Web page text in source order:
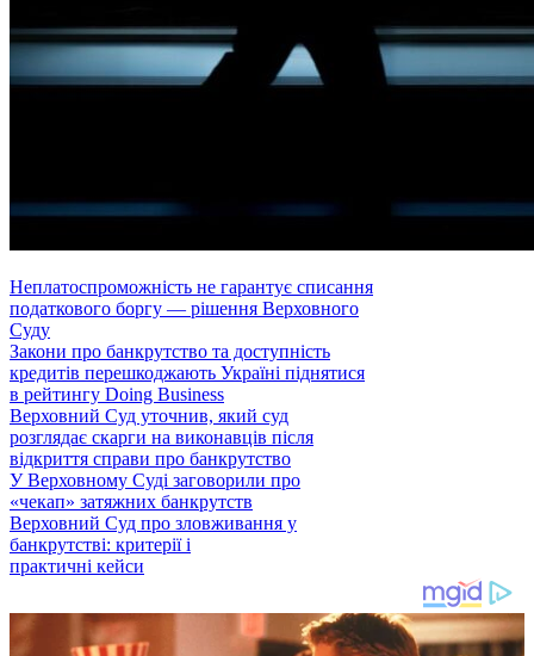
Неплатоспроможність не гарантує списання
податкового боргу — рішення Верховного
Суду
Закони про банкрутство та доступність
кредитів перешкоджають Україні піднятися
в рейтингу Doing Business
Верховний Суд уточнив, який суд
розглядає скарги на виконавців після
відкриття справи про банкрутство
У Верховному Суді заговорили про
«чекап» затяжних банкрутств
Верховний Суд про зловживання у
банкрутстві: критерії і
практичні кейси